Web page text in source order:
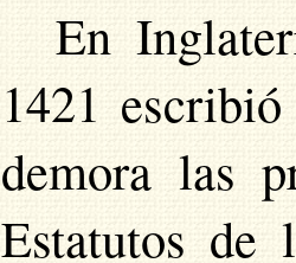
En
1421
demora las
Estatutos